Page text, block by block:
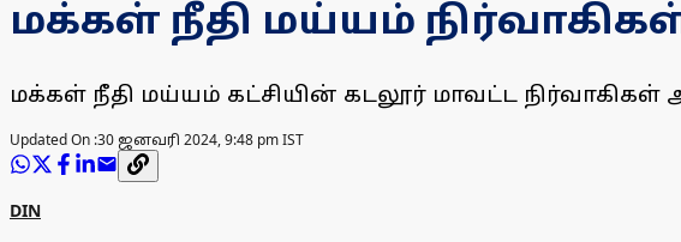
மக்கள் நீதி மய்யம்
மக்கள் நீதி மய்யம் கட்சியின் கடலூர் மாவட்ட நிர்வாகிகள்
Updated On :30 ஜனவரி 2024, 9:48 pm IST
DIN